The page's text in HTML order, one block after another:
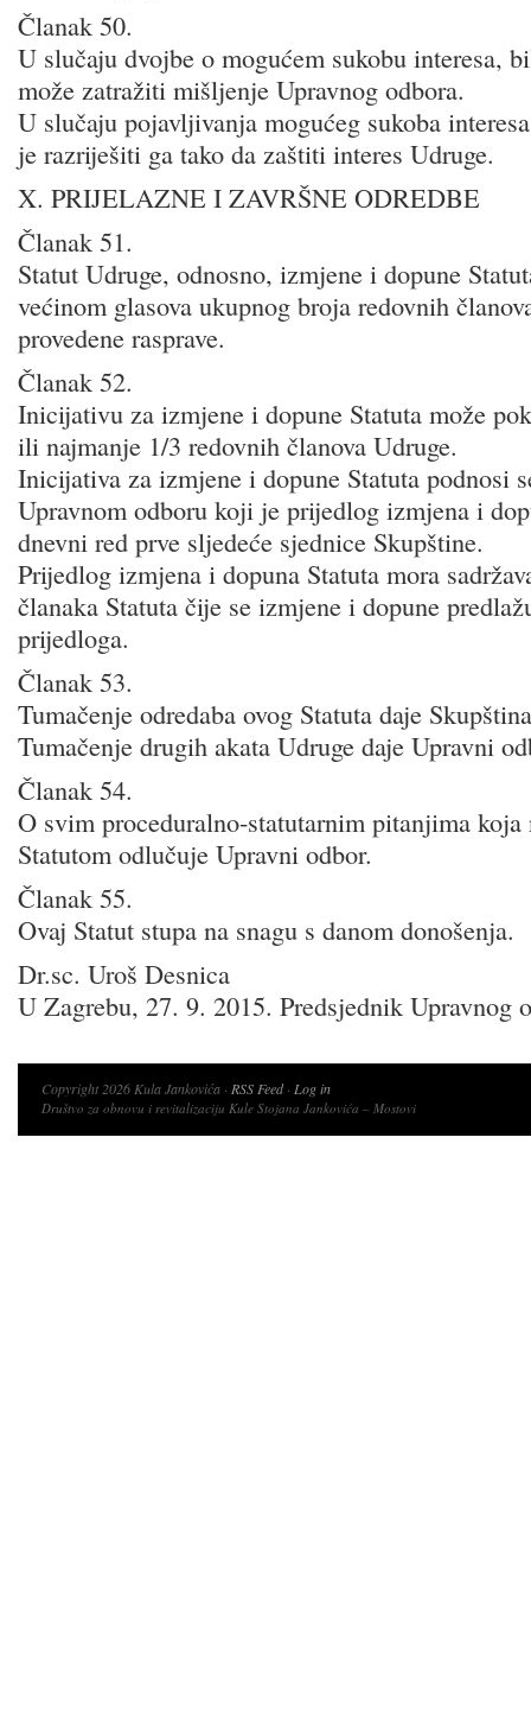
Članak 50.
U slučaju dvojbe o mogućem sukobu interesa,
može zatražiti mišljenje Upravnog odbora.
U slučaju pojavljivanja mogućeg sukoba
je razriješiti ga tako da zaštiti interes Udruge.
X. PRIJELAZNE I ZAVRŠNE ODREDBE
Članak 51.
Statut Udruge, odnosno, izmjene i dopune
većinom glasova ukupnog broja redovnih
provedene rasprave.
Članak 52.
Inicijativu za izmjene i dopune Statuta može
ili najmanje 1/3 redovnih članova Udruge.
Inicijativa za izmjene i dopune Statuta podnosi
Upravnom odboru koji je prijedlog izmjena i
dnevni red prve sljedeće sjednice Skupštine.
Prijedlog izmjena i dopuna Statuta mora
članaka Statuta čije se izmjene i dopune
prijedloga.
Članak 53.
Tumačenje odredaba ovog Statuta daje Skupština
Tumačenje drugih akata Udruge daje Upravni
Članak 54.
O svim proceduralno-statutarnim pitanjima koja
Statutom odlučuje Upravni odbor.
Članak 55.
Ovaj Statut stupa na snagu s danom donošenja.
Dr.sc. Uroš Desnica
U Zagrebu, 27. 9. 2015. Predsjednik Upravnog
Copyright 2026 Kula Jankovića · RSS Feed· Log in
Društvo za obnovu i revitalizaciju Kule Stojana Jankovića – Mostovi